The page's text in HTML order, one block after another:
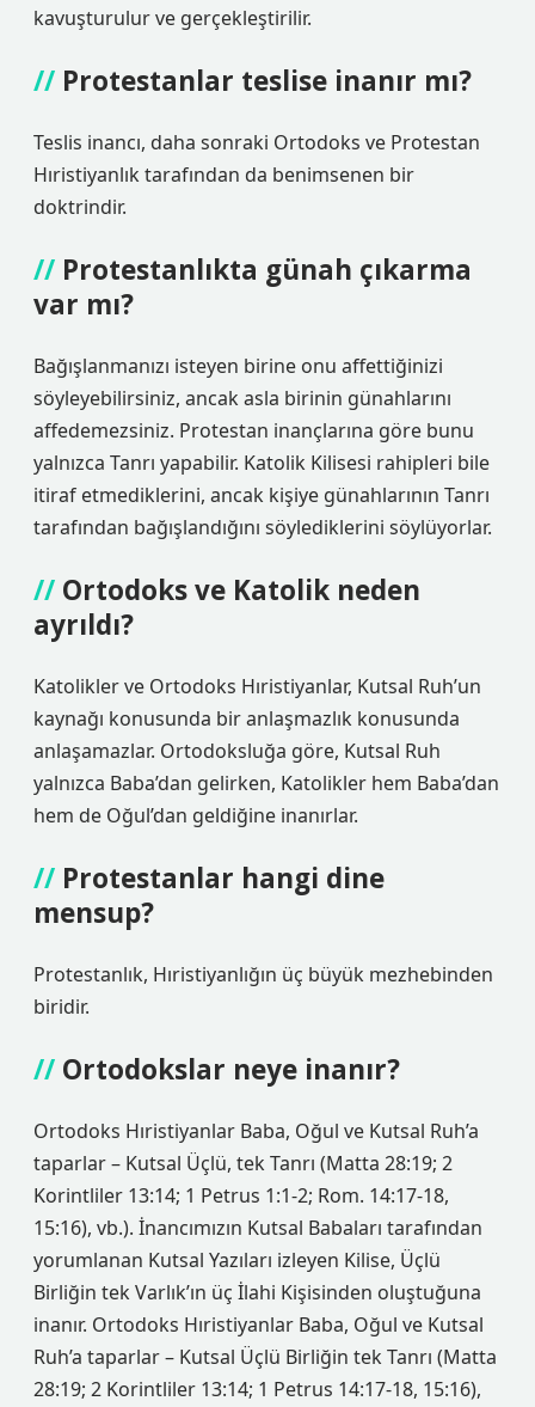
kavuşturulur ve gerçekleştirilir.
Protestanlar teslise inanır mı?
Teslis inancı, daha sonraki Ortodoks ve Protestan
Hıristiyanlık tarafından da benimsenen bir
doktrindir.
Protestanlıkta günah çıkarma
var mı?
Bağışlanmanızı isteyen birine onu affettiğinizi
söyleyebilirsiniz, ancak asla birinin günahlarını
affedemezsiniz. Protestan inançlarına göre bunu
yalnızca Tanrı yapabilir. Katolik Kilisesi rahipleri bile
itiraf etmediklerini, ancak kişiye günahlarının Tanrı
tarafından bağışlandığını söylediklerini söylüyorlar.
Ortodoks ve Katolik neden
ayrıldı?
Katolikler ve Ortodoks Hıristiyanlar, Kutsal Ruh’un
kaynağı konusunda bir anlaşmazlık konusunda
anlaşamazlar. Ortodoksluğa göre, Kutsal Ruh
yalnızca Baba’dan gelirken, Katolikler hem Baba’dan
hem de Oğul’dan geldiğine inanırlar.
Protestanlar hangi dine
mensup?
Protestanlık, Hıristiyanlığın üç büyük mezhebinden
biridir.
Ortodokslar neye inanır?
Ortodoks Hıristiyanlar Baba, Oğul ve Kutsal Ruh’a
taparlar – Kutsal Üçlü, tek Tanrı (Matta 28:19; 2
Korintliler 13:14; 1 Petrus 1:1-2; Rom. 14:17-18,
15:16), vb.). İnancımızın Kutsal Babaları tarafından
yorumlanan Kutsal Yazıları izleyen Kilise, Üçlü
Birliğin tek Varlık’ın üç İlahi Kişisinden oluştuğuna
inanır. Ortodoks Hıristiyanlar Baba, Oğul ve Kutsal
Ruh’a taparlar – Kutsal Üçlü Birliğin tek Tanrı (Matta
28:19; 2 Korintliler 13:14; 1 Petrus 14:17-18, 15:16),